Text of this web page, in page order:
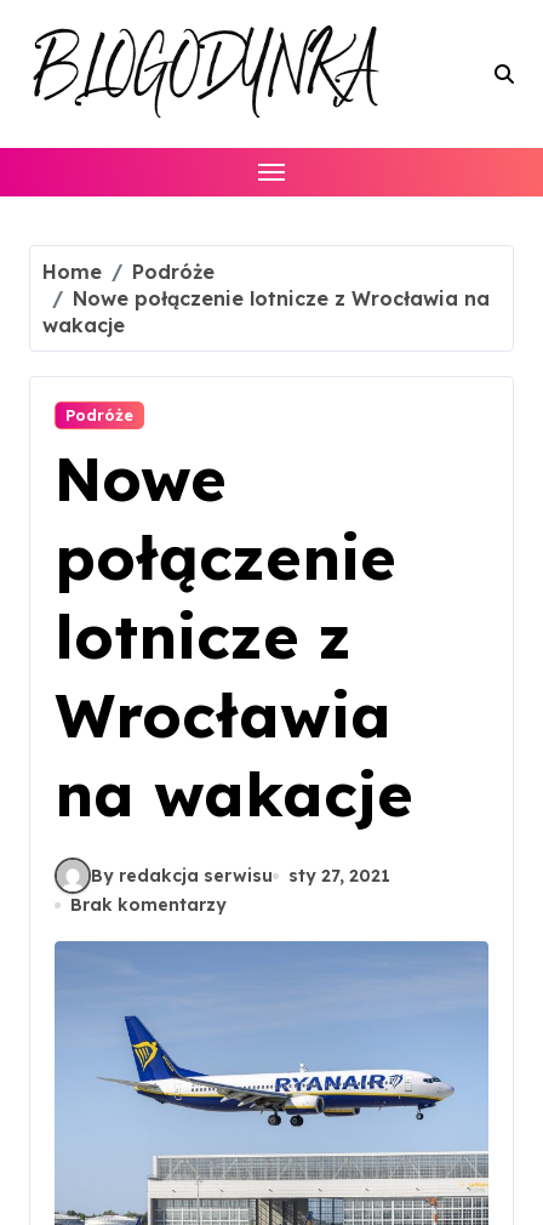
content
Home
Podróże
Nowe połączenie lotnicze z Wrocławia na
wakacje
Podróże
Nowe
połączenie
lotnicze z
Wrocławia
na wakacje
By redakcja serwisu
sty 27, 2021
Brak komentarzy